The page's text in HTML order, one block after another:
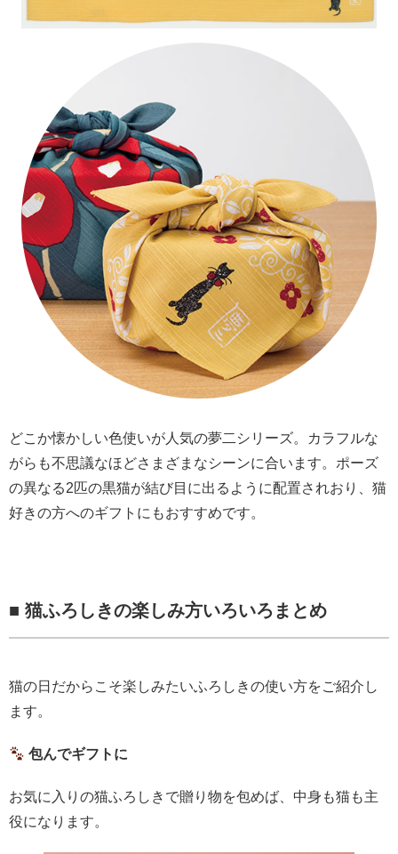
どこか懐かしい色使いが人気の夢二シリーズ。カラフルな
がらも不思議なほどさまざまなシーンに合います。ポーズ
の異なる2匹の黒猫が結び目に出るように配置されおり、猫
好きの方へのギフトにもおすすめです。
■ 猫ふろしきの楽しみ方いろいろまとめ
猫の日だからこそ楽しみたいふろしきの使い方をご紹介し
ます。
包んでギフトに
お気に入りの猫ふろしきで贈り物を包めば、中身も猫も主
役になります。